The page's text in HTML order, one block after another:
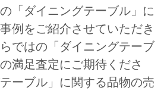
「ダイニングテーブル」に
例をご紹介させていただき
ではの「ダイニングテーブ
満足査定にご期待くださ
ーブル」に関する品物の売